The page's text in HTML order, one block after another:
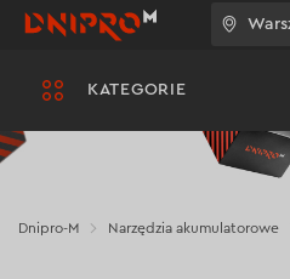
KATEGORIE
Dnipro-M Narzędzia akumulatorowe